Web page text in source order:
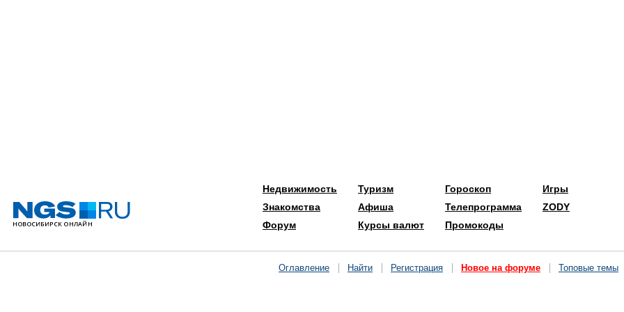
Недвижимость
Знакомства
Форум
Туризм
Афиша
Курсы валют
Гороскоп
Телепрограмма
Промокоды
Игры
ZODY
Оглавление Найти Регистрация Новое на форуме Топовые темы